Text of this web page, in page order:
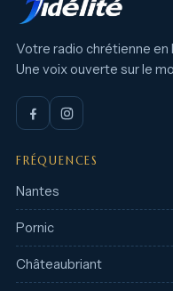
Votre radio chrétienne en
Une voix ouverte sur le
FRÉQUENCES
Nantes
Pornic
Châteaubriant